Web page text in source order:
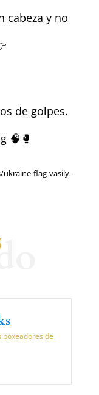
cabeza y no
de golpes.
🧠🥊
flag-vasily-
boxeadores de